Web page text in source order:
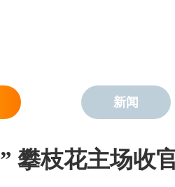
新闻
攀枝花主场收